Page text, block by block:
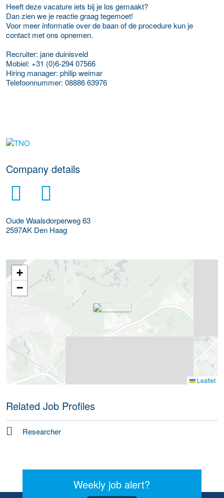
Heeft deze vacature iets bij je los gemaakt?
Dan zien we je reactie graag tegemoet!
Voor meer informatie over de baan of de procedure kun je
contact met ons opnemen.
Recruiter: jane duinisveld
Mobiel: +31 (0)6-294 07566
Hiring manager: philip weimar
Telefoonnummer: 08886 63976
More Employer Details
Company details
Oude Waalsdorperweg 63
2597AK Den Haag
+
−
Leaflet
Related Job Profiles
Researcher
Weekly job alert?